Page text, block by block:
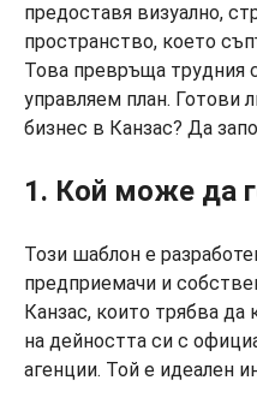
предоставя визуално,
пространство, което
Това превръща трудния
управляем план. Готови
бизнес в Канзас? Да
1. Кой може да
Този шаблон е
предприемачи и
Канзас, които трябва да
на дейността си с
агенции. Той е идеален